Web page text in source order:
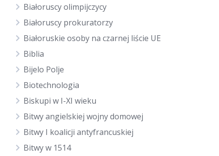
Białoruscy olimpijczycy
Białoruscy prokuratorzy
Białoruskie osoby na czarnej liście UE
Biblia
Bijelo Polje
Biotechnologia
Biskupi w I-XI wieku
Bitwy angielskiej wojny domowej
Bitwy I koalicji antyfrancuskiej
Bitwy w 1514